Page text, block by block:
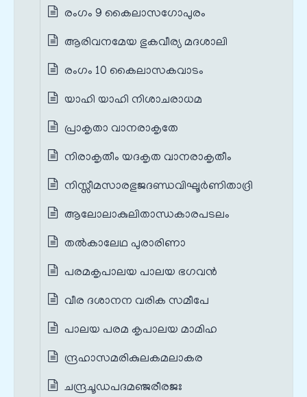
രംഗം 9 കൈലാസഗോപുരം
ആരിവനമേയ ഭുകവീര്യ മദശാലി
രംഗം 10 കൈലാസകവാടം
യാഹി യാഹി നിശാചരാധമ
പ്രാകൃതാ വാനരാകൃതേ
നിരാകൃതീം യദകൃത വാനരാകൃതീം
നിസ്സീമസാരഭുജദണ്ഡവിഘൂർണിതാദ്രി
ആലോലാകുലിതാന്ധകാരപടലം
തൽകാലേഥ പുരാരിണാ
പരമകൃപാലയ പാലയ ഭഗവൻ
വീര ദശാനന വരിക സമീപേ
പാലയ പരമ കൃപാലയ മാമിഹ
ന്ദ്രഹാസമരികുലകമലാകര
ചന്ദ്രചൂഡപദമഞ്ജരീരജഃ